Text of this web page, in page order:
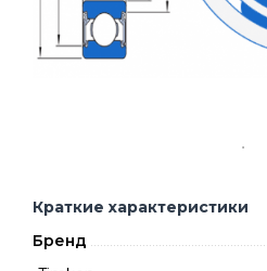
Краткие характеристики
Бренд